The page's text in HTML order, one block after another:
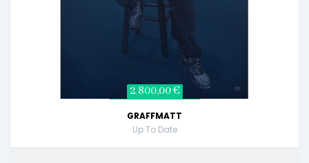
2 800,00 €
GRAFFMATT
Up To Date